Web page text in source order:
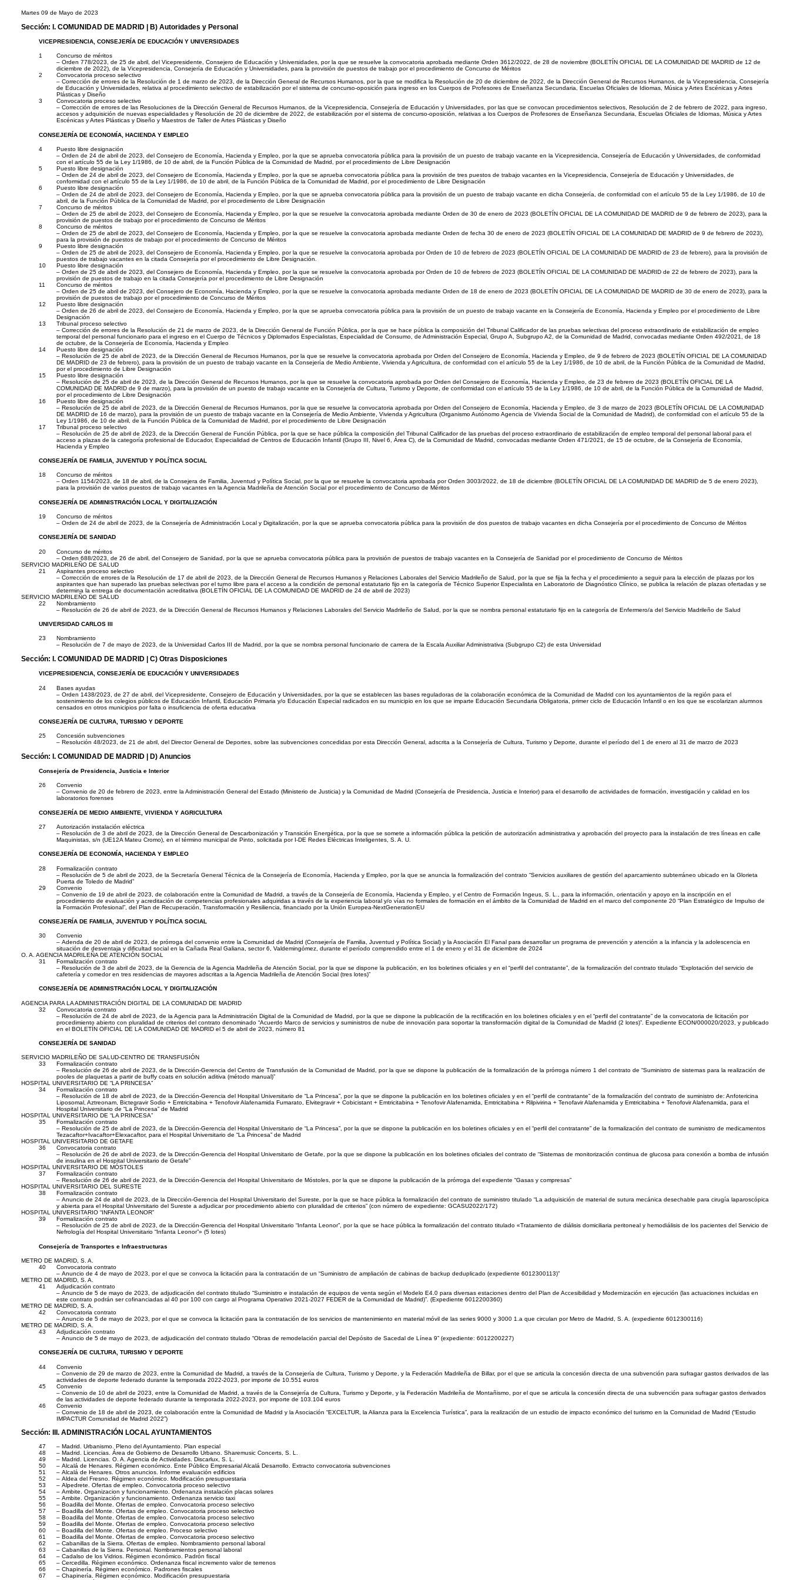
Martes 09 de Mayo de 2023
Sección: I. COMUNIDAD DE MADRID | B) Autoridades y Personal
VICEPRESIDENCIA, CONSEJERÍA DE EDUCACIÓN Y UNIVERSIDADES
1
Concurso de méritos
– Orden 778/2023, de 25 de abril, del Vicepresidente, Consejero de Educación y Universidades, por la que se resuelve la convocatoria aprobada mediante Orden 3612/2022, de 28 de noviembre (BOLETÍN OFICIAL DE LA COMUNIDAD DE MADRID de 12 de
diciembre de 2022), de la Vicepresidencia, Consejería de Educación y Universidades, para la provisión de puestos de trabajo por el procedimiento de Concurso de Méritos
2
Convocatoria proceso selectivo
– Corrección de errores de la Resolución de 1 de marzo de 2023, de la Dirección General de Recursos Humanos, por la que se modifica la Resolución de 20 de diciembre de 2022, de la Dirección General de Recursos Humanos, de la Vicepresidencia, Consejería
de Educación y Universidades, relativa al procedimiento selectivo de estabilización por el sistema de concurso-oposición para ingreso en los Cuerpos de Profesores de Enseñanza Secundaria, Escuelas Oficiales de Idiomas, Música y Artes Escénicas y Artes
Plásticas y Diseño
3
Convocatoria proceso selectivo
– Corrección de errores de las Resoluciones de la Dirección General de Recursos Humanos, de la Vicepresidencia, Consejería de Educación y Universidades, por las que se convocan procedimientos selectivos, Resolución de 2 de febrero de 2022, para ingreso,
accesos y adquisición de nuevas especialidades y Resolución de 20 de diciembre de 2022, de estabilización por el sistema de concurso-oposición, relativas a los Cuerpos de Profesores de Enseñanza Secundaria, Escuelas Oficiales de Idiomas, Música y Artes
Escénicas y Artes Plásticas y Diseño y Maestros de Taller de Artes Plásticas y Diseño
CONSEJERÍA DE ECONOMÍA, HACIENDA Y EMPLEO
4
Puesto libre designación
– Orden de 24 de abril de 2023, del Consejero de Economía, Hacienda y Empleo, por la que se aprueba convocatoria pública para la provisión de un puesto de trabajo vacante en la Vicepresidencia, Consejería de Educación y Universidades, de conformidad
con el artículo 55 de la Ley 1/1986, de 10 de abril, de la Función Pública de la Comunidad de Madrid, por el procedimiento de Libre Designación
5
Puesto libre designación
– Orden de 24 de abril de 2023, del Consejero de Economía, Hacienda y Empleo, por la que se aprueba convocatoria pública para la provisión de tres puestos de trabajo vacantes en la Vicepresidencia, Consejería de Educación y Universidades, de
conformidad con el artículo 55 de la Ley 1/1986, de 10 de abril, de la Función Pública de la Comunidad de Madrid, por el procedimiento de Libre Designación
6
Puesto libre designación
– Orden de 24 de abril de 2023, del Consejero de Economía, Hacienda y Empleo, por la que se aprueba convocatoria pública para la provisión de un puesto de trabajo vacante en dicha Consejería, de conformidad con el artículo 55 de la Ley 1/1986, de 10 de
abril, de la Función Pública de la Comunidad de Madrid, por el procedimiento de Libre Designación
7
Concurso de méritos
– Orden de 25 de abril de 2023, del Consejero de Economía, Hacienda y Empleo, por la que se resuelve la convocatoria aprobada mediante Orden de 30 de enero de 2023 (BOLETÍN OFICIAL DE LA COMUNIDAD DE MADRID de 9 de febrero de 2023), para la
provisión de puestos de trabajo por el procedimiento de Concurso de Méritos
8
Concurso de méritos
– Orden de 25 de abril de 2023, del Consejero de Economía, Hacienda y Empleo, por la que se resuelve la convocatoria aprobada mediante Orden de fecha 30 de enero de 2023 (BOLETÍN OFICIAL DE LA COMUNIDAD DE MADRID de 9 de febrero de 2023),
para la provisión de puestos de trabajo por el procedimiento de Concurso de Méritos
9
Puesto libre designación
– Orden de 25 de abril de 2023, del Consejero de Economía, Hacienda y Empleo, por la que se resuelve la convocatoria aprobada por Orden de 10 de febrero de 2023 (BOLETÍN OFICIAL DE LA COMUNIDAD DE MADRID de 23 de febrero), para la provisión de
puestos de trabajo vacantes en la citada Consejería por el procedimiento de Libre Designación.
10
Puesto libre designación
– Orden de 25 de abril de 2023, del Consejero de Economía, Hacienda y Empleo, por la que se resuelve la convocatoria aprobada por Orden de 10 de febrero de 2023 (BOLETÍN OFICIAL DE LA COMUNIDAD DE MADRID de 22 de febrero de 2023), para la
provisión de puestos de trabajo en la citada Consejería por el procedimiento de Libre Designación
11
Concurso de méritos
– Orden de 25 de abril de 2023, del Consejero de Economía, Hacienda y Empleo, por la que se resuelve la convocatoria aprobada mediante Orden de 18 de enero de 2023 (BOLETÍN OFICIAL DE LA COMUNIDAD DE MADRID de 30 de enero de 2023), para la
provisión de puestos de trabajo por el procedimiento de Concurso de Méritos
12
Puesto libre designación
– Orden de 26 de abril de 2023, del Consejero de Economía, Hacienda y Empleo, por la que se aprueba convocatoria pública para la provisión de un puesto de trabajo vacante en la Consejería de Economía, Hacienda y Empleo por el procedimiento de Libre
Designación
13
Tribunal proceso selectivo
– Corrección de errores de la Resolución de 21 de marzo de 2023, de la Dirección General de Función Pública, por la que se hace pública la composición del Tribunal Calificador de las pruebas selectivas del proceso extraordinario de estabilización de empleo
temporal del personal funcionario para el ingreso en el Cuerpo de Técnicos y Diplomados Especialistas, Especialidad de Consumo, de Administración Especial, Grupo A, Subgrupo A2, de la Comunidad de Madrid, convocadas mediante Orden 492/2021, de 18
de octubre, de la Consejería de Economía, Hacienda y Empleo
14
Puesto libre designación
– Resolución de 25 de abril de 2023, de la Dirección General de Recursos Humanos, por la que se resuelve la convocatoria aprobada por Orden del Consejero de Economía, Hacienda y Empleo, de 9 de febrero de 2023 (BOLETÍN OFICIAL DE LA COMUNIDAD
DE MADRID de 23 de febrero), para la provisión de un puesto de trabajo vacante en la Consejería de Medio Ambiente, Vivienda y Agricultura, de conformidad con el artículo 55 de la Ley 1/1986, de 10 de abril, de la Función Pública de la Comunidad de Madrid,
por el procedimiento de Libre Designación
15
Puesto libre designación
– Resolución de 25 de abril de 2023, de la Dirección General de Recursos Humanos, por la que se resuelve la convocatoria aprobada por Orden del Consejero de Economía, Hacienda y Empleo, de 23 de febrero de 2023 (BOLETÍN OFICIAL DE LA
COMUNIDAD DE MADRID de 9 de marzo), para la provisión de un puesto de trabajo vacante en la Consejería de Cultura, Turismo y Deporte, de conformidad con el artículo 55 de la Ley 1/1986, de 10 de abril, de la Función Pública de la Comunidad de Madrid,
por el procedimiento de Libre Designación
16
Puesto libre designación
– Resolución de 25 de abril de 2023, de la Dirección General de Recursos Humanos, por la que se resuelve la convocatoria aprobada por Orden del Consejero de Economía, Hacienda y Empleo, de 3 de marzo de 2023 (BOLETÍN OFICIAL DE LA COMUNIDAD
DE MADRID de 16 de marzo), para la provisión de un puesto de trabajo vacante en la Consejería de Medio Ambiente, Vivienda y Agricultura (Organismo Autónomo Agencia de Vivienda Social de la Comunidad de Madrid), de conformidad con el artículo 55 de la
Ley 1/1986, de 10 de abril, de la Función Pública de la Comunidad de Madrid, por el procedimiento de Libre Designación
17
Tribunal proceso selectivo
– Resolución de 25 de abril de 2023, de la Dirección General de Función Pública, por la que se hace pública la composición del Tribunal Calificador de las pruebas del proceso extraordinario de estabilización de empleo temporal del personal laboral para el
acceso a plazas de la categoría profesional de Educador, Especialidad de Centros de Educación Infantil (Grupo III, Nivel 6, Área C), de la Comunidad de Madrid, convocadas mediante Orden 471/2021, de 15 de octubre, de la Consejería de Economía,
Hacienda y Empleo
CONSEJERÍA DE FAMILIA, JUVENTUD Y POLÍTICA SOCIAL
18
Concurso de méritos
– Orden 1154/2023, de 18 de abril, de la Consejera de Familia, Juventud y Política Social, por la que se resuelve la convocatoria aprobada por Orden 3003/2022, de 18 de diciembre (BOLETÍN OFICIAL DE LA COMUNIDAD DE MADRID de 5 de enero 2023),
para la provisión de varios puestos de trabajo vacantes en la Agencia Madrileña de Atención Social por el procedimiento de Concurso de Méritos
CONSEJERÍA DE ADMINISTRACIÓN LOCAL Y DIGITALIZACIÓN
19
Concurso de méritos
– Orden de 24 de abril de 2023, de la Consejería de Administración Local y Digitalización, por la que se aprueba convocatoria pública para la provisión de dos puestos de trabajo vacantes en dicha Consejería por el procedimiento de Concurso de Méritos
CONSEJERÍA DE SANIDAD
20
Concurso de méritos
– Orden 688/2023, de 26 de abril, del Consejero de Sanidad, por la que se aprueba convocatoria pública para la provisión de puestos de trabajo vacantes en la Consejería de Sanidad por el procedimiento de Concurso de Méritos
SERVICIO MADRILEÑO DE SALUD
21
Aspirantes proceso selectivo
– Corrección de errores de la Resolución de 17 de abril de 2023, de la Dirección General de Recursos Humanos y Relaciones Laborales del Servicio Madrileño de Salud, por la que se fija la fecha y el procedimiento a seguir para la elección de plazas por los
aspirantes que han superado las pruebas selectivas por el turno libre para el acceso a la condición de personal estatutario fijo en la categoría de Técnico Superior Especialista en Laboratorio de Diagnóstico Clínico, se publica la relación de plazas ofertadas y se
determina la entrega de documentación acreditativa (BOLETÍN OFICIAL DE LA COMUNIDAD DE MADRID de 24 de abril de 2023)
SERVICIO MADRILEÑO DE SALUD
22
Nombramiento
– Resolución de 26 de abril de 2023, de la Dirección General de Recursos Humanos y Relaciones Laborales del Servicio Madrileño de Salud, por la que se nombra personal estatutario fijo en la categoría de Enfermero/a del Servicio Madrileño de Salud
UNIVERSIDAD CARLOS III
23
Nombramiento
– Resolución de 7 de mayo de 2023, de la Universidad Carlos III de Madrid, por la que se nombra personal funcionario de carrera de la Escala Auxiliar Administrativa (Subgrupo C2) de esta Universidad
Sección: I. COMUNIDAD DE MADRID | C) Otras Disposiciones
VICEPRESIDENCIA, CONSEJERÍA DE EDUCACIÓN Y UNIVERSIDADES
24
Bases ayudas
– Orden 1438/2023, de 27 de abril, del Vicepresidente, Consejero de Educación y Universidades, por la que se establecen las bases reguladoras de la colaboración económica de la Comunidad de Madrid con los ayuntamientos de la región para el
sostenimiento de los colegios públicos de Educación Infantil, Educación Primaria y/o Educación Especial radicados en su municipio en los que se imparte Educación Secundaria Obligatoria, primer ciclo de Educación Infantil o en los que se escolarizan alumnos
censados en otros municipios por falta o insuficiencia de oferta educativa
CONSEJERÍA DE CULTURA, TURISMO Y DEPORTE
25
Concesión subvenciones
– Resolución 48/2023, de 21 de abril, del Director General de Deportes, sobre las subvenciones concedidas por esta Dirección General, adscrita a la Consejería de Cultura, Turismo y Deporte, durante el período del 1 de enero al 31 de marzo de 2023
Sección: I. COMUNIDAD DE MADRID | D) Anuncios
Consejería de Presidencia, Justicia e Interior
26
Convenio
– Convenio de 20 de febrero de 2023, entre la Administración General del Estado (Ministerio de Justicia) y la Comunidad de Madrid (Consejería de Presidencia, Justicia e Interior) para el desarrollo de actividades de formación, investigación y calidad en los
laboratorios forenses
CONSEJERÍA DE MEDIO AMBIENTE, VIVIENDA Y AGRICULTURA
27
Autorización instalación eléctrica
– Resolución de 3 de abril de 2023, de la Dirección General de Descarbonización y Transición Energética, por la que se somete a información pública la petición de autorización administrativa y aprobación del proyecto para la instalación de tres líneas en calle
Maquinistas, s/n (UE12A Mateu Cromo), en el término municipal de Pinto, solicitada por I-DE Redes Eléctricas Inteligentes, S. A. U.
CONSEJERÍA DE ECONOMÍA, HACIENDA Y EMPLEO
28
Formalización contrato
– Resolución de 5 de abril de 2023, de la Secretaría General Técnica de la Consejería de Economía, Hacienda y Empleo, por la que se anuncia la formalización del contrato “Servicios auxiliares de gestión del aparcamiento subterráneo ubicado en la Glorieta
Puerta de Toledo de Madrid”
29
Convenio
– Convenio de 19 de abril de 2023, de colaboración entre la Comunidad de Madrid, a través de la Consejería de Economía, Hacienda y Empleo, y el Centro de Formación Ingeus, S. L., para la información, orientación y apoyo en la inscripción en el
procedimiento de evaluación y acreditación de competencias profesionales adquiridas a través de la experiencia laboral y/o vías no formales de formación en el ámbito de la Comunidad de Madrid en el marco del componente 20 “Plan Estratégico de Impulso de
la Formación Profesional”, del Plan de Recuperación, Transformación y Resiliencia, financiado por la Unión Europea-NextGenerationEU
CONSEJERÍA DE FAMILIA, JUVENTUD Y POLÍTICA SOCIAL
30
Convenio
– Adenda de 20 de abril de 2023, de prórroga del convenio entre la Comunidad de Madrid (Consejería de Familia, Juventud y Política Social) y la Asociación El Fanal para desarrollar un programa de prevención y atención a la infancia y la adolescencia en
situación de desventaja y dificultad social en la Cañada Real Galiana, sector 6, Valdemingómez, durante el período comprendido entre el 1 de enero y el 31 de diciembre de 2024
O. A. AGENCIA MADRILEÑA DE ATENCIÓN SOCIAL
31
Formalización contrato
– Resolución de 3 de abril de 2023, de la Gerencia de la Agencia Madrileña de Atención Social, por la que se dispone la publicación, en los boletines oficiales y en el “perfil del contratante”, de la formalización del contrato titulado “Explotación del servicio de
cafetería y comedor en tres residencias de mayores adscritas a la Agencia Madrileña de Atención Social (tres lotes)”
CONSEJERÍA DE ADMINISTRACIÓN LOCAL Y DIGITALIZACIÓN
AGENCIA PARA LA ADMINISTRACIÓN DIGITAL DE LA COMUNIDAD DE MADRID
32
Convocatoria contrato
– Resolución de 24 de abril de 2023, de la Agencia para la Administración Digital de la Comunidad de Madrid, por la que se dispone la publicación de la rectificación en los boletines oficiales y en el “perfil del contratante” de la convocatoria de licitación por
procedimiento abierto con pluralidad de criterios del contrato denominado “Acuerdo Marco de servicios y suministros de nube de innovación para soportar la transformación digital de la Comunidad de Madrid (2 lotes)”. Expediente ECON/000020/2023, y publicado
en el BOLETÍN OFICIAL DE LA COMUNIDAD DE MADRID el 5 de abril de 2023, número 81
CONSEJERÍA DE SANIDAD
SERVICIO MADRILEÑO DE SALUD-CENTRO DE TRANSFUSIÓN
33
Formalización contrato
– Resolución de 26 de abril de 2023, de la Dirección-Gerencia del Centro de Transfusión de la Comunidad de Madrid, por la que se dispone la publicación de la formalización de la prórroga número 1 del contrato de “Suministro de sistemas para la realización de
pooles de plaquetas a partir de buffy coats en solución aditiva (método manual)”
HOSPITAL UNIVERSITARIO DE “LA PRINCESA”
34
Formalización contrato
– Resolución de 18 de abril de 2023, de la Dirección-Gerencia del Hospital Universitario de “La Princesa”, por la que se dispone la publicación en los boletines oficiales y en el “perfil de contratante” de la formalización del contrato de suministro de: Anfotericina
Liposomal, Aztreonam, Bictegravir Sodio + Emtricitabina + Tenofovir Alafenamida Fumarato, Elvitegravir + Cobicistant + Emtricitabina + Tenofovir Alafenamida, Emtricitabina + Rilpivirina + Tenofavir Alafenamida y Emtricitabina + Tenofovir Alafenamida, para el
Hospital Universitario de “La Princesa” de Madrid
HOSPITAL UNIVERSITARIO DE “LA PRINCESA”
35
Formalización contrato
– Resolución de 25 de abril de 2023, de la Dirección-Gerencia del Hospital Universitario de “La Princesa”, por la que se dispone la publicación en los boletines oficiales y en el “perfil del contratante” de la formalización del contrato de suministro de medicamentos
Tezacaftor+Ivacaftor+Elexacaftor, para el Hospital Universitario de “La Princesa” de Madrid
HOSPITAL UNIVERSITARIO DE GETAFE
36
Convocatoria contrato
– Resolución de 26 de abril de 2023, de la Dirección-Gerencia del Hospital Universitario de Getafe, por la que se dispone la publicación en los boletines oficiales del contrato de “Sistemas de monitorización continua de glucosa para conexión a bomba de infusión
de insulina en el Hospital Universitario de Getafe”
HOSPITAL UNIVERSITARIO DE MÓSTOLES
37
Formalización contrato
– Resolución de 26 de abril de 2023, de la Dirección-Gerencia del Hospital Universitario de Móstoles, por la que se dispone la publicación de la prórroga del expediente “Gasas y compresas”
HOSPITAL UNIVERSITARIO DEL SURESTE
38
Formalización contrato
– Anuncio de 24 de abril de 2023, de la Dirección-Gerencia del Hospital Universitario del Sureste, por la que se hace pública la formalización del contrato de suministro titulado “La adquisición de material de sutura mecánica desechable para cirugía laparoscópica
y abierta para el Hospital Universitario del Sureste a adjudicar por procedimiento abierto con pluralidad de criterios” (con número de expediente: GCASU2022/172)
HOSPITAL UNIVERSITARIO “INFANTA LEONOR”
39
Formalización contrato
– Resolución de 25 de abril de 2023, de la Dirección-Gerencia del Hospital Universitario “Infanta Leonor”, por la que se hace pública la formalización del contrato titulado «Tratamiento de diálisis domiciliaria peritoneal y hemodiálisis de los pacientes del Servicio de
Nefrología del Hospital Universitario “Infanta Leonor”» (5 lotes)
Consejería de Transportes e Infraestructuras
METRO DE MADRID, S. A.
40
Convocatoria contrato
– Anuncio de 4 de mayo de 2023, por el que se convoca la licitación para la contratación de un “Suministro de ampliación de cabinas de backup deduplicado (expediente 6012300113)”
METRO DE MADRID, S. A.
41
Adjudicación contrato
– Anuncio de 5 de mayo de 2023, de adjudicación del contrato titulado “Suministro e instalación de equipos de venta según el Modelo E4.0 para diversas estaciones dentro del Plan de Accesibilidad y Modernización en ejecución (las actuaciones incluidas en
este contrato podrán ser cofinanciadas al 40 por 100 con cargo al Programa Operativo 2021-2027 FEDER de la Comunidad de Madrid)”. (Expediente 6012200360)
METRO DE MADRID, S. A.
42
Convocatoria contrato
– Anuncio de 5 de mayo de 2023, por el que se convoca la licitación para la contratación de los servicios de mantenimiento en material móvil de las series 9000 y 3000 1.a que circulan por Metro de Madrid, S. A. (expediente 6012300116)
METRO DE MADRID, S. A.
43
Adjudicación contrato
– Anuncio de 5 de mayo de 2023, de adjudicación del contrato titulado “Obras de remodelación parcial del Depósito de Sacedal de Línea 9” (expediente: 6012200227)
CONSEJERÍA DE CULTURA, TURISMO Y DEPORTE
44
Convenio
– Convenio de 29 de marzo de 2023, entre la Comunidad de Madrid, a través de la Consejería de Cultura, Turismo y Deporte, y la Federación Madrileña de Billar, por el que se articula la concesión directa de una subvención para sufragar gastos derivados de las
actividades de deporte federado durante la temporada 2022-2023, por importe de 10.551 euros
45
Convenio
– Convenio de 10 de abril de 2023, entre la Comunidad de Madrid, a través de la Consejería de Cultura, Turismo y Deporte, y la Federación Madrileña de Montañismo, por el que se articula la concesión directa de una subvención para sufragar gastos derivados
de las actividades de deporte federado durante la temporada 2022-2023, por importe de 103.104 euros
46
Convenio
– Convenio de 18 de abril de 2023, de colaboración entre la Comunidad de Madrid y la Asociación “EXCELTUR, la Alianza para la Excelencia Turística”, para la realización de un estudio de impacto económico del turismo en la Comunidad de Madrid (“Estudio
IMPACTUR Comunidad de Madrid 2022”)
Sección: III. ADMINISTRACIÓN LOCAL AYUNTAMIENTOS
47
– Madrid. Urbanismo. Pleno del Ayuntamiento. Plan especial
48
– Madrid. Licencias. Área de Gobierno de Desarrollo Urbano. Sharemusic Concerts, S. L.
49
– Madrid. Licencias. O. A. Agencia de Actividades. Discarlux, S. L.
50
– Alcalá de Henares. Régimen económico. Ente Público Empresarial Alcalá Desarrollo. Extracto convocatoria subvenciones
51
– Alcalá de Henares. Otros anuncios. Informe evaluación edificios
52
– Aldea del Fresno. Régimen económico. Modificación presupuestaria
53
– Alpedrete. Ofertas de empleo. Convocatoria proceso selectivo
54
– Ambite. Organizacion y funcionamiento. Ordenanza instalación placas solares
55
– Ambite. Organización y funcionamiento. Ordenanza servicio taxi
56
– Boadilla del Monte. Ofertas de empleo. Convocatoria proceso selectivo
57
– Boadilla del Monte. Ofertas de empleo. Convocatoria proceso selectivo
58
– Boadilla del Monte. Ofertas de empleo. Convocatoria proceso selectivo
59
– Boadilla del Monte. Ofertas de empleo. Convocatoria proceso selectivo
60
– Boadilla del Monte. Ofertas de empleo. Proceso selectivo
61
– Boadilla del Monte. Ofertas de empleo. Convocatoria proceso selectivo
62
– Cabanillas de la Sierra. Ofertas de empleo. Nombramiento personal laboral
63
– Cabanillas de la Sierra. Personal. Nombramientos personal laboral
64
– Cadalso de los Vidrios. Régimen económico. Padrón fiscal
65
– Cercedilla. Régimen económico. Ordenanza fiscal incremento valor de terrenos
66
– Chapinería. Régimen económico. Padrones fiscales
67
– Chapinería. Régimen económico. Modificación presupuestaria